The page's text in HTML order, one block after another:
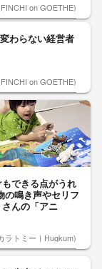
on GOETHE)
わらない経営者
on GOETHE)
もできる点がうれ
の鳴き声やセリフ
んの「アニ
ラトミー｜Hugkum)